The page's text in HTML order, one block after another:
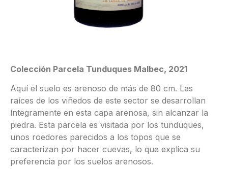
Colección Parcela Tunduques Malbec, 2021
Aquí el suelo es arenoso de más de 80 cm. Las
raíces de los viñedos de este sector se desarrollan
íntegramente en esta capa arenosa, sin alcanzar la
piedra. Esta parcela es visitada por los tunduques,
unos roedores parecidos a los topos que se
caracterizan por hacer cuevas, lo que explica su
preferencia por los suelos arenosos.